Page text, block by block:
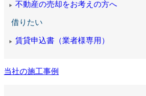
▶ 不動産の売却をお考えの方へ
借りたい
▶ 賃貸申込書（業者様専用）
当社の施工事例